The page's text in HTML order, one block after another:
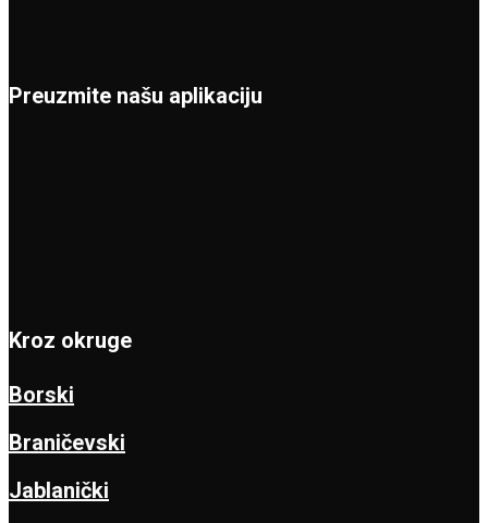
Preuzmite našu aplikaciju
Kroz okruge
Borski
Braničevski
Jablanički